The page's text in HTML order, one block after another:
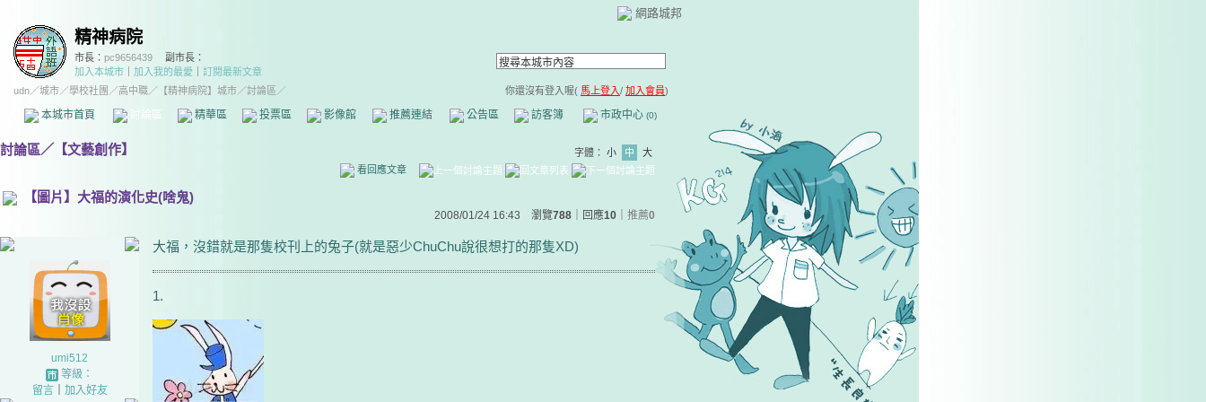
網路城邦
精神病院
市長： pc9656439
副市長：
加入本城市
加入我的最愛
訂閱最新文章
udn／城市／學校社團 ／高中職／ 【精神病院】城市／討論區／ 你還沒有登入喔( 馬上登入/ 加入會員)
本城市首頁 討論區 精華區 投票區 影像館 推薦連結 公告區 訪客簿 市政中心 (0)
討論區／ 【文藝創作】 字體： 小 中
大
看回應文章
【圖片】大福的演化史(啥鬼)
2008/01/24 16:43 瀏覽788 ｜回應10 推薦0
umi512
等級：
留言｜ 加入好友
大福，沒錯就是那隻校刊上的兔子(就是惡少ChuChu說很想打的那隻XD)
1.